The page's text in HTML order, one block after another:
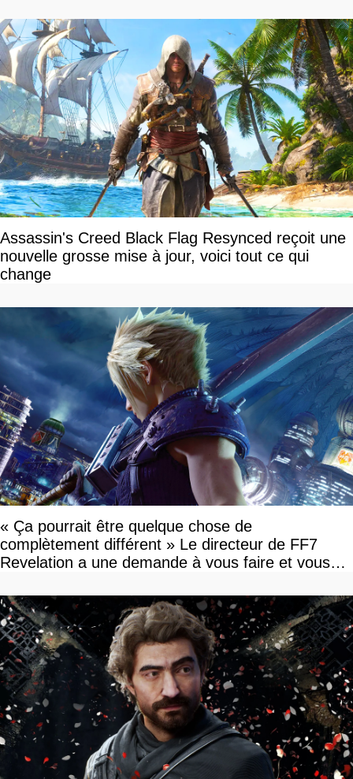
Assassin's Creed Black Flag Resynced reçoit une
nouvelle grosse mise à jour, voici tout ce qui
change
« Ça pourrait être quelque chose de
complètement différent » Le directeur de FF7
Revelation a une demande à vous faire et vous